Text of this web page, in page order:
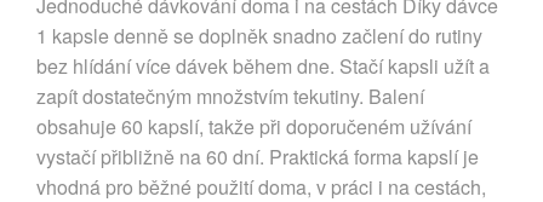
1 kapsle denně se doplněk snadno začlení do rutiny
bez hlídání více dávek během dne. Stačí kapsli užít a
zapít dostatečným množstvím tekutiny. Balení
obsahuje 60 kapslí, takže při doporučeném užívání
vystačí přibližně na 60 dní. Praktická forma kapslí je
vhodná pro běžné použití doma, v práci i na cestách,